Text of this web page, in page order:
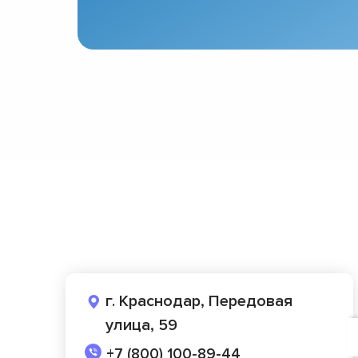
г. Краснодар, Передовая
улица, 59